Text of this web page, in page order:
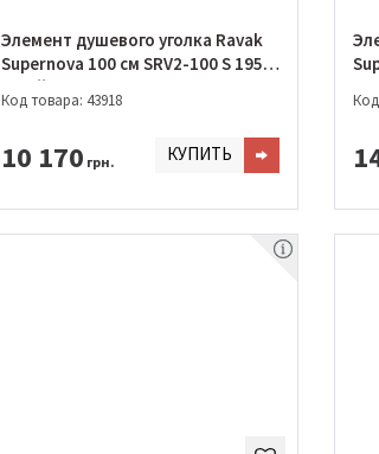
Элемент душевого уголка Ravak
Supernova 100 см SRV2-100 S 195 S
Білий + PEARL
Код товара: 43918
10 170 грн. КУПИТЬ